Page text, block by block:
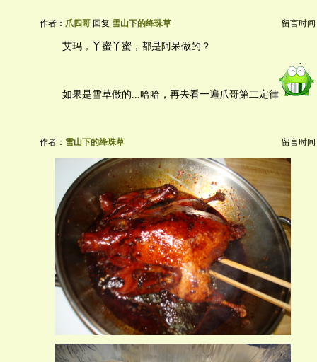
作者： 爪四哥 回复 雪山下的绛珠草 留言时间
艾玛，丫蜜丫蜜，都是阿呆做的？
如果是雪草做的...哈哈，再去看一遍爪哥第二定律
作者： 雪山下的绛珠草 留言时间